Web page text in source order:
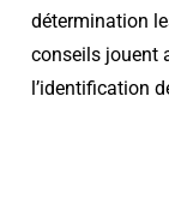
détermination
conseils jouent
l’identification